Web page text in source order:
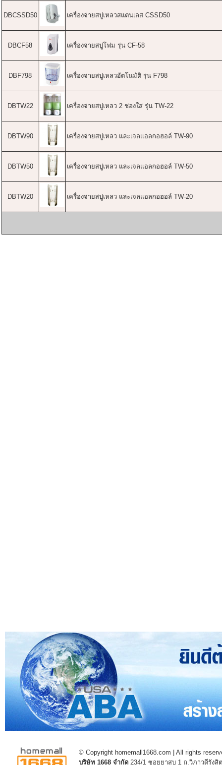
DBCSSD50 เครื่องจ่ายสบู่เหลวสแตนเลส CSSD50
DBCF58 เครื่องจ่ายสบู่โฟม รุ่น CF-58
DBF798 เครื่องจ่ายสบู่เหลวอัตโนมัติ รุ่น F798
DBTW22 เครื่องจ่ายสบู่เหลว 2 ช่องใส รุ่น TW-22
DBTW90 เครื่องจ่ายสบู่เหลว และเจลแอลกอฮอล์ TW-90
DBTW50 เครื่องจ่ายสบู่เหลว และเจลแอลกอฮอล์ TW-50
DBTW20 เครื่องจ่ายสบู่เหลว และเจลแอลกอฮอล์ TW-20
© Copyright homemall1668.com | All rights
บริษัท 1668 จำกัด 234/1 ซอยยาสูบ 1 ถ.วิภาวดีรัง